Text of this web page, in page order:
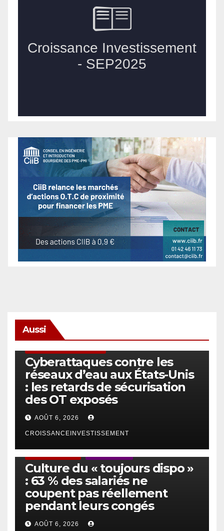
Aussi
Cyberattaques contre les
réseaux d’eau aux États-Unis
: les retards de sécurisation
des OT exposés
AOÛT 6, 2026
CROISSANCEINVESTISSEMENT
Culture du « toujours dispo »
: 63 % des salariés ne
coupent pas réellement
pendant leurs congés
AOÛT 6, 2026